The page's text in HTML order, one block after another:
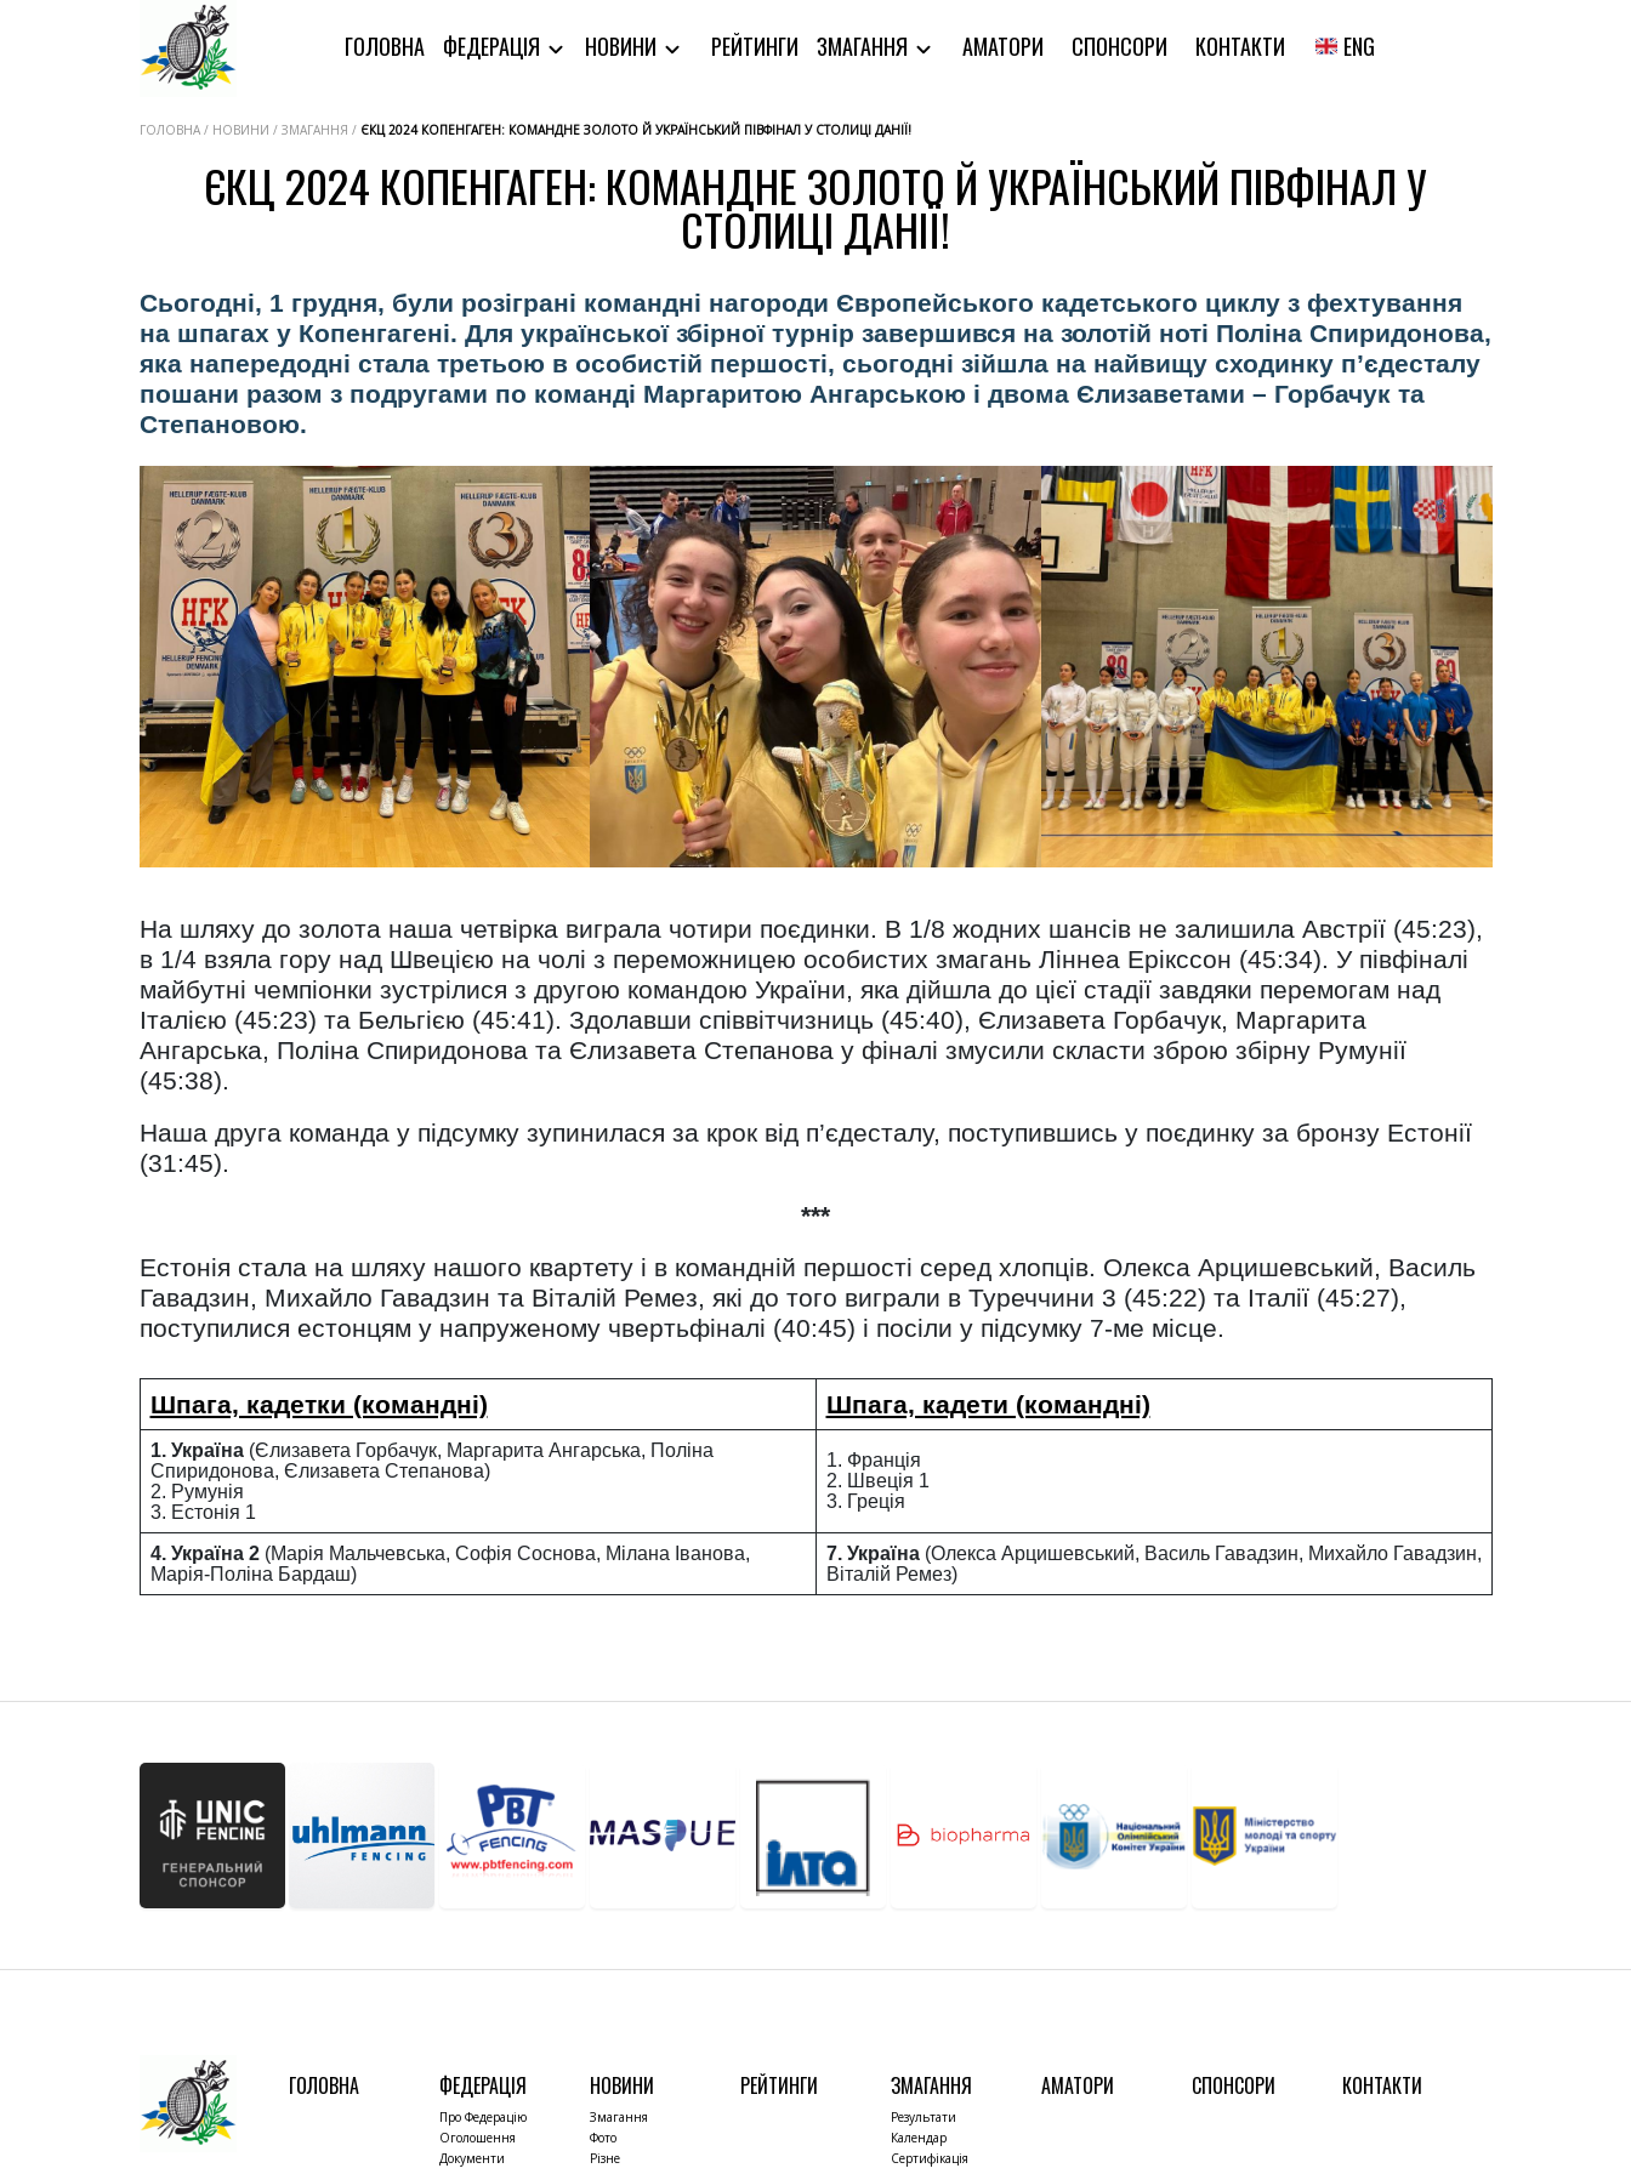
ГОЛОВНА ФЕДЕРАЦІЯ НОВИНИ РЕЙТИНГИ ЗМАГАННЯ АМАТОРИ СПОНСОРИ КОНТАКТИ ENG
ГОЛОВНА / НОВИНИ / ЗМАГАННЯ / ЄКЦ 2024 КОПЕНГАГЕН: КОМАНДНЕ ЗОЛОТО Й УКРАЇНСЬКИЙ ПІВФІНАЛ У СТОЛИЦІ ДАНІЇ!
ЄКЦ 2024 КОПЕНГАГЕН: КОМАНДНЕ ЗОЛОТО Й УКРАЇНСЬКИЙ ПІВФІНАЛ У
СТОЛИЦІ ДАНІЇ!
Сьогодні, 1 грудня, були розіграні командні нагороди Європейського кадетського циклу з фехтування
на шпагах у Копенгагені. Для української збірної турнір завершився на золотій ноті Поліна Спиридонова,
яка напередодні стала третьою в особистій першості, сьогодні зійшла на найвищу сходинку п’єдесталу
пошани разом з подругами по команді Маргаритою Ангарською і двома Єлизаветами – Горбачук та
Степановою.
На шляху до золота наша четвірка виграла чотири поєдинки. В 1/8 жодних шансів не залишила Австрії (45:23),
в 1/4 взяла гору над Швецією на чолі з переможницею особистих змагань Ліннеа Ерікссон (45:34). У півфіналі
майбутні чемпіонки зустрілися з другою командою України, яка дійшла до цієї стадії завдяки перемогам над
Італією (45:23) та Бельгією (45:41). Здолавши співвітчизниць (45:40), Єлизавета Горбачук, Маргарита
Ангарська, Поліна Спиридонова та Єлизавета Степанова у фіналі змусили скласти зброю збірну Румунії
(45:38).
Наша друга команда у підсумку зупинилася за крок від п’єдесталу, поступившись у поєдинку за бронзу Естонії
(31:45).
***
Естонія стала на шляху нашого квартету і в командній першості серед хлопців. Олекса Арцишевський, Василь
Гавадзин, Михайло Гавадзин та Віталій Ремез, які до того виграли в Туреччини 3 (45:22) та Італії (45:27),
поступилися естонцям у напруженому чвертьфіналі (40:45) і посіли у підсумку 7-ме місце.
Шпага, кадетки (командні) Шпага, кадети (командні)
1. Україна (Єлизавета Горбачук, Маргарита Ангарська, Поліна
Спиридонова, Єлизавета Степанова)
2. Румунія
3. Естонія 1
1. Франція
2. Швеція 1
3. Греція
4. Україна 2(Марія Мальчевська, Софія Соснова, Мілана Іванова,
Марія-Поліна Бардаш)
7. Україна (Олекса Арцишевський, Василь Гавадзин, Михайло Гавадзин,
Віталій Ремез)
ГОЛОВНА ФЕДЕРАЦІЯ
Про Федерацію
Оголошення
Документи
НОВИНИ
Змагання
Фото
Різне
РЕЙТИНГИ ЗМАГАННЯ
Результати
Календар
Сертифікація
АМАТОРИ СПОНСОРИ КОНТАКТИ